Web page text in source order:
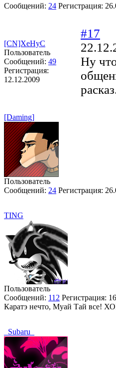
Сообщений: 24 Регистрация:
[CN]XeHyC
Пользователь
Сообщений: 49
Регистрация:
12.12.2009
#17
Ну
[Daming]
Пользователь
Сообщений: 24 Регистрация:
TING
Пользователь
Сообщений: 112 Регистрация:
Каратэ нечто, Муай Тай все!
_Subaru_